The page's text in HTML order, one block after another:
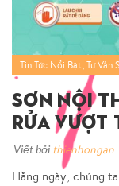
Tin Tức Nổi Bật Tư Vấn
Sơn Nội
Rửa Vượt
Viết bởi thienhongan
Hằng ngày, chúng